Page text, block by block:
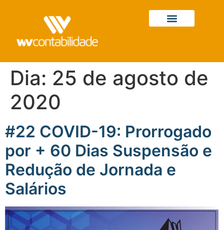
Dia: 25 de agosto de
2020
#22 COVID-19: Prorrogado
por + 60 Dias Suspensão e
Redução de Jornada e
Salários